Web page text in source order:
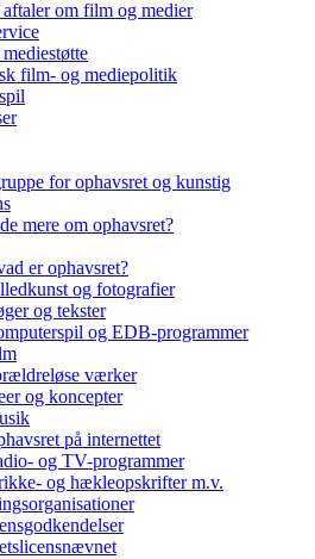
om film og medier
film- og mediepolitik
for ophavsret og kunstig
mere om ophavsret?
er ophavsret?
og fotografier
og tekster
og EDB-programmer
værker
og koncepter
på internettet
og TV-programmer
og hækleopskrifter m.v.